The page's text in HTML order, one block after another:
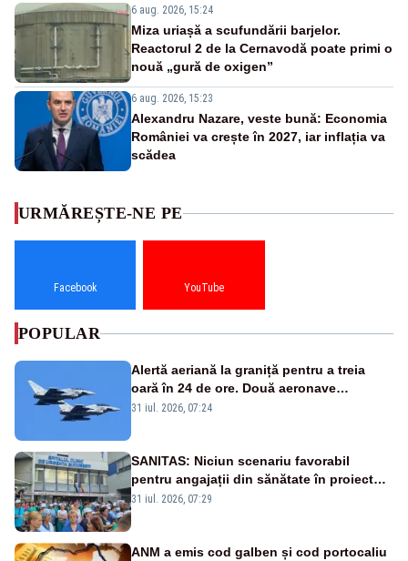
6 aug. 2026, 15:24
Miza uriașă a scufundării barjelor.
Reactorul 2 de la Cernavodă poate primi o
nouă „gură de oxigen”
6 aug. 2026, 15:23
Alexandru Nazare, veste bună: Economia
României va crește în 2027, iar inflația va
scădea
URMĂREȘTE-NE PE
Facebook YouTube
POPULAR
Alertă aeriană la graniță pentru a treia
oară în 24 de ore. Două aeronave
Eurofighter britanice au fost ridicate de la
31 iul. 2026, 07:24
SANITAS: Niciun scenariu favorabil
pentru angajații din sănătate în proiectul
Legii salarizării
31 iul. 2026, 07:29
ANM a emis cod galben și cod portocaliu